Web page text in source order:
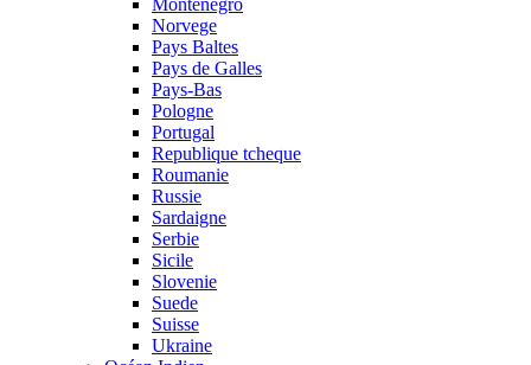
Montenegro
Norvege
Pays Baltes
Pays de Galles
Pays-Bas
Pologne
Portugal
Republique tcheque
Roumanie
Russie
Sardaigne
Serbie
Sicile
Slovenie
Suede
Suisse
Ukraine